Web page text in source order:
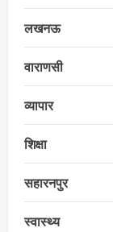
लखनऊ
वाराणसी
व्यापार
शिक्षा
सहारनपुर
स्वास्थ्य